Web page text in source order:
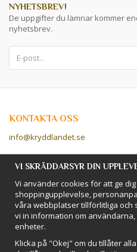
NYHETSBREV!
De uppgifter du lämnar kommer
nyhetsbrev.
KONTAKTA OSS
info@kryddlandet.se
Följ oss på Facebook!
Följ oss på Instagram!
BETALSÄTT
Hos Kryddlandet handlar du
VI SKRÄDDARSYR DIN
Vi använder cookies för att ge
shoppingupplevelse,
våra webbplatser tillförlitliga och
vi in information om
enheter.
Klicka på "Okej" om du tillåter